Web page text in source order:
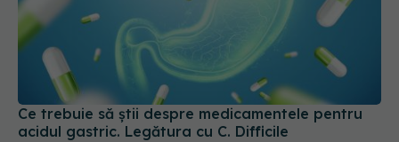
Ce trebuie să știi despre medicamentele pentru
acidul gastric. Legătura cu C. Difficile